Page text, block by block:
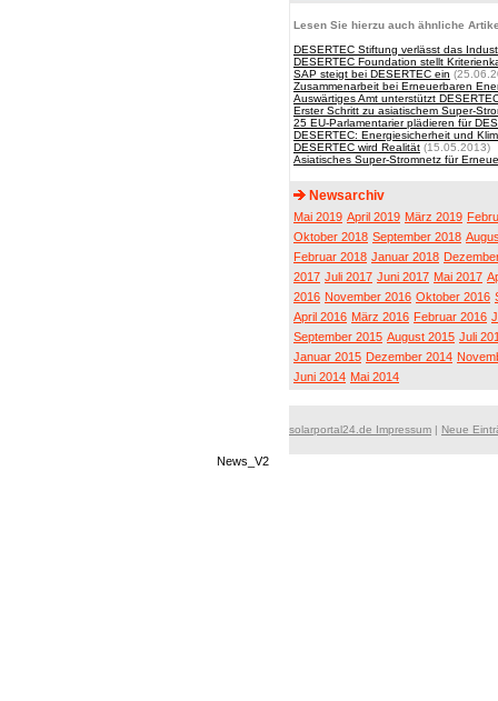
Lesen Sie hierzu auch ähnliche
DESERTEC Stiftung verlässt das
DESERTEC Foundation stellt
SAP steigt bei DESERTEC ein
Zusammenarbeit bei Erneuerbaren
Auswärtiges Amt unterstützt
Erster Schritt zu asiatischem Super-
25 EU-Parlamentarier plädieren für
DESERTEC: Energiesicherheit und
DESERTEC wird Realität (15.05.2013)
Asiatisches Super-Stromnetz für
Newsarchiv
Mai 2019 April 2019 März 2019
Oktober 2018 September 2018
Februar 2018 Januar 2018
2017 Juli 2017 Juni 2017 Mai 2017
2016 November 2016 Oktober 2016
April 2016 März 2016 Februar 2016
September 2015 August 2015 Juli
Januar 2015 Dezember 2014
Juni 2014 Mai 2014
solarportal24.de Impressum | Neue
News_V2